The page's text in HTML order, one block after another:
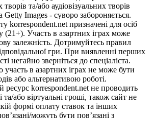
та/або аудіовізуальних творів
Getty Images - суворо забороняється.
korrespondent.net призначені для осіб
(21+). Участь в азартних іграх може
залежність. Дотримуйтесь правил
гри. При виявленні перших
негайно зверніться до спеціаліста.
в азартних іграх не може бути
або альтернативою роботі.
ресурс korrespondent.net не проводить
та/або віртуальні гроші, також сайт не
формі оплату ставок та інших
можуть бути пов’язані з